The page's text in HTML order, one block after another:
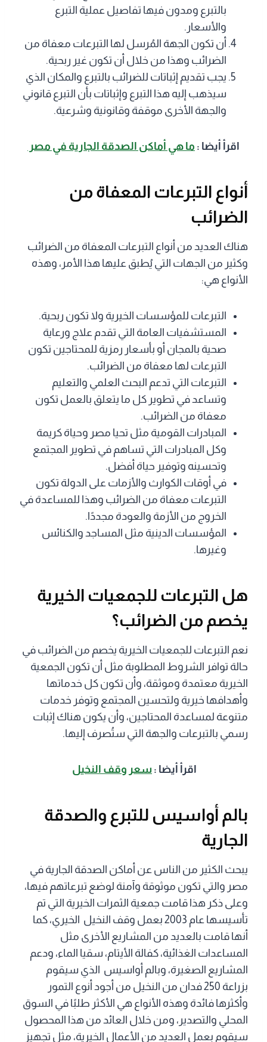
بالتبرع ومدون فيها تفاصيل عملية التبرع
والأسعار.
أن تكون الجهة المُرسل لها التبرعات معفاة من
الضرائب وهذا من خلال أن تكون غير ربحية.
يجب تقديم إثباتات للضرائب بالتبرع والمكان الذي
سيذهب إليه هذا التبرع وإثباتات بأن التبرع قانوني
والجهة الأخرى موقفة وقانونية وشرعية.
اقرأ أيضا : ما هي أماكن الصدقة الجارية في مصر
أنواع التبرعات المعفاة من
الضرائب
هناك العديد من أنواع التبرعات المعفاة من الضرائب
وكثير من الجهات التي يُطبق عليها هذا الأمر، وهذه
الأنواع هي:
التبرعات للمؤسسات الخيرية ولا تكون ربحية.
المستشفيات العامة التي تقدم علاج ورعاية
صحية بالمجان أو بأسعار رمزية للمحتاجين تكون
التبرعات لها معفاة من الضرائب.
التبرعات التي تدعم البحث العلمي والتعليم
وتساعد في تطوير كل ما يتعلق بالعمل تكون
معفاة من الضرائب.
المبادرات القومية مثل تحيا مصر وحياة كريمة
وكل المبادرات التي تساهم في تطوير المجتمع
وتحسينه وتوفير حياة أفضل.
في أوقات الكوارث والأزمات على الدولة تكون
التبرعات معفاة من الضرائب وهذا للمساعدة في
الخروج من الأزمة والعودة مجددًا.
المؤسسات الدينية مثل المساجد والكنائس
وغيرها.
هل التبرعات للجمعيات الخيرية
يخصم من الضرائب؟
نعم التبرعات للجمعيات الخيرية يخصم من الضرائب في
حالة توافر الشروط المطلوبة مثل أن تكون الجمعية
الخيرية معتمدة وموثقة، وأن تكون كل خدماتها
وأهدافها خيرية ولتحسين المجتمع وتوفر خدمات
متنوعة لمساعدة المحتاجين، وأن يكون هناك إثبات
رسمي بالتبرعات والجهة التي ستُصرف إليها.
اقرأ أيضا : سعر وقف النخيل
بالم أواسيس للتبرع والصدقة
الجارية
يبحث الكثير من الناس عن أماكن الصدقة الجارية في
مصر والتي تكون موثوقة وآمنة لوضع تبرعاتهم فيها،
وعلى ذكر هذا قامت جمعية الثمرات الخيرية التي تم
تأسيسها عام 2003 بعمل وقف النخيل الخيري، كما
أنها قامت بالعديد من المشاريع الأخرى مثل
المساعدات الغذائية، كفالة الأيتام، سقيا الماء، ودعم
المشاريع الصغيرة، وبالم أواسيس الذي سيقوم
بزراعة 250 فدان من النخيل من أجود أنوع التمور
وأكثرها فائدة وهذه الأنواع هي الأكثر طلبًا في السوق
المحلي والتصدير، ومن خلال العائد من هذا المحصول
سيقوم بعمل العديد من الأعمال الخيرية، مثل تجهيز